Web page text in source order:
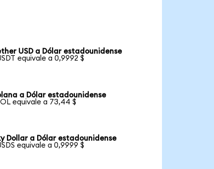
USD a Dólar estadounidense
equivale a 0,9992 $
a Dólar estadounidense
equivale a 73,44 $
Dollar a Dólar estadounidense
equivale a 0,9999 $